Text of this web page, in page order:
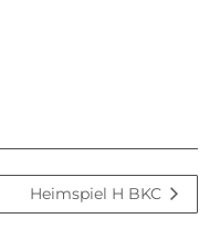
Heimspiel H BKC